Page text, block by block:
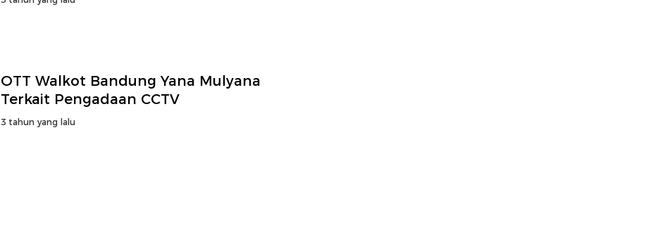
OTT Walkot Bandung Yana Mulyana
Terkait Pengadaan CCTV
3 tahun yang lalu